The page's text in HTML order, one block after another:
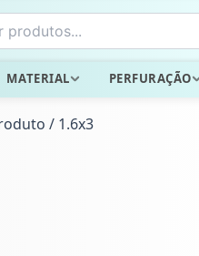
MATERIAL PERFURAÇÃO
/ 1.6x3